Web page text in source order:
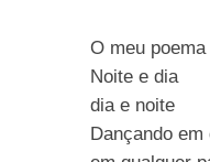
O meu
Noite e dia
dia e noite
Dançando